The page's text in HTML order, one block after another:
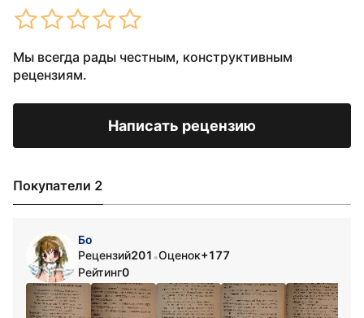
Мы всегда рады честным, конструктивным
рецензиям.
Написать рецензию
Покупатели 2
Бо
Рецензий201 •Оценок+177
Рейтинг0